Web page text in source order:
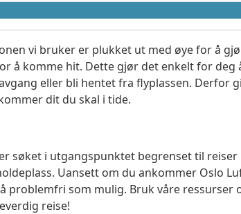
vi bruker er plukket ut med øye for å
å komme hit. Dette gjør det enkelt for deg
eller bli hentet fra flyplassen. Derfor
dit du skal i tide.
søket i utgangspunktet begrenset til reiser
Uansett om du ankommer Oslo
problemfri som mulig. Bruk våre ressurser
reise!